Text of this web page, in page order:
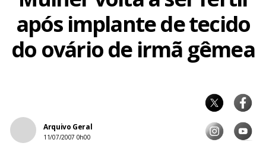
após implante de tecido
do ovário de irmã gêmea
Arquivo Geral
11/07/2007 0h00